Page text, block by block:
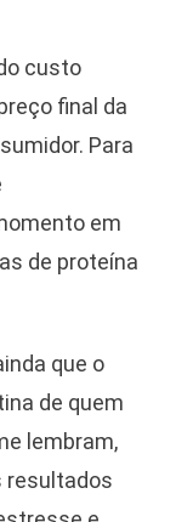
custo
final da
Para
em
de proteína
que o
de quem
lembram,
resultados
6 X